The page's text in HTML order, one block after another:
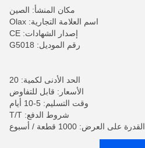
مكان المنشأ: الصين
اسم العلامة التجارية: Olax
إصدار الشهادات: CE
رقم الموديل: G5018
الحد الأدنى لكمية: 20
الأسعار: قابل للتفاوض
وقت التسليم: 5-10 أيام
شروط الدفع: T/T
القدرة على العرض: 1000 قطعة / أسبوع